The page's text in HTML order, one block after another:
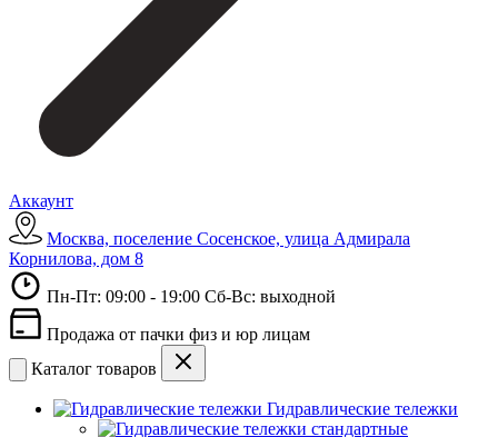
Аккаунт
Москва, поселение Сосенское, улица Адмирала
Корнилова, дом 8
Пн-Пт: 09:00 - 19:00 Сб-Вс: выходной
Продажа от пачки физ и юр лицам
Каталог товаров
Гидравлические тележки